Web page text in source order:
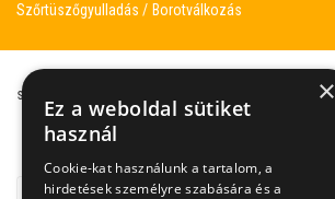
Szőrtüszőgyulladás
Borotválkozás
szőrtüszőgyulladás szőrtelenítés
fül-orr-gégész
nemi betegség akne
borotválkozás
×
Ez a weboldal sütiket
használ
Cookie-kat használunk a tartalom, a
hirdetések személyre szabására és a